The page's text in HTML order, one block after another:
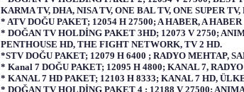
KARMA TV, DHA, NISA TV, ONE BAL TV, ONE SUPER
* ATV DOĞU PAKET; 12054 H 27500; A HABER, A
* DOĞAN TV HOLDİNG PAKET 3HD; 12073 V 2750;
PENTHOUSE HD, THE FIGHT NETWORK, TV 2 HD.
*STV DOĞU PAKET; 12079 H 6400 ; RADYO MEHTAP,
* Kanal 7 DOĞU PAKET; 12095 H 4800; KANAL 7,
* KANAL 7 HD PAKET; 12103 H 8333; KANAL 7 HD,
* DOĞAN TV HOLDİNG PAKET 4 ; 12188 V 27500;